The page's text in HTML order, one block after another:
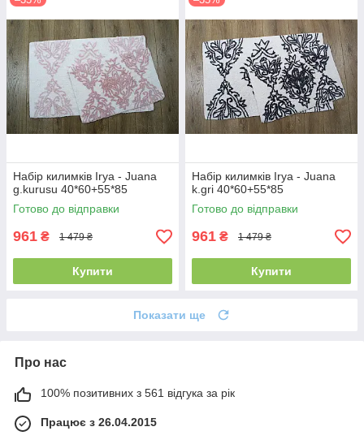
Набір килимків Irya - Juana
g.kurusu 40*60+55*85
Готово до відправки
961 ₴ 1 479 ₴
Купити
Набір килимків Irya - Juana
k.gri 40*60+55*85
Готово до відправки
961 ₴ 1 479 ₴
Купити
Показати ще
Про нас
100% позитивних з 561 відгука за рік
Працює з 26.04.2015